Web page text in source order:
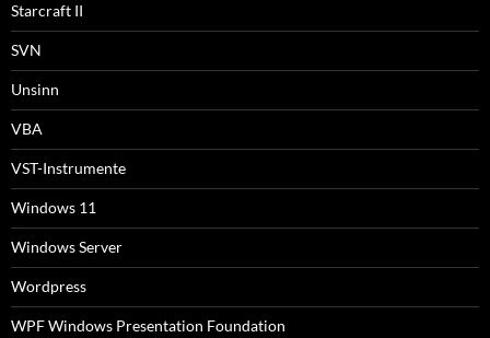
Starcraft II
SVN
Unsinn
VBA
VST-Instrumente
Windows 11
Windows Server
Wordpress
WPF Windows Presentation Foundation